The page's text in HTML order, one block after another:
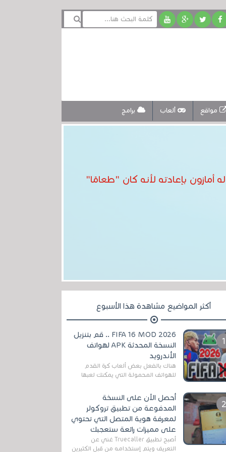
مواقع ألعاب برامج
أكثر المواضيع مشاهدة هذا الأسبوع
FIFA 16 MOD 2026 .. قم بتنزيل
النسخة المحدثة APK لهواتف
الأندرويد
هناك بالفعل بعض ألعاب كرة القدم
للهواتف المحمولة التي يمكنك لعبها
مثل EA Sports ...
أحصل الآن على النسخة
المدفوعة من تطبيق تروكولر
لمعرفة هوية المتصل التي تحتوي
على مميزات رائعة ستعجبك
أصبح تطبيق Truecaller غني عن
التعريف ويتم إستخدامه من قبل الكثيرين